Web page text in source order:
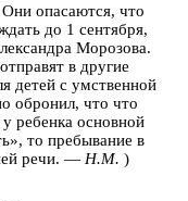
опасаются, что
до 1 сентября,
Морозова.
в другие
детей с умственной
обронил, что что
ребенка основной
то пребывание в
речи. — Н.М. )